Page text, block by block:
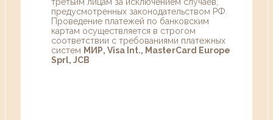
предусмотренных законодательством РФ.
Проведение платежей по банковским
картам осуществляется в строгом
соответствии с требованиями платежных
систем МИР, Visa Int., MasterCard Europe
Sprl, JCB